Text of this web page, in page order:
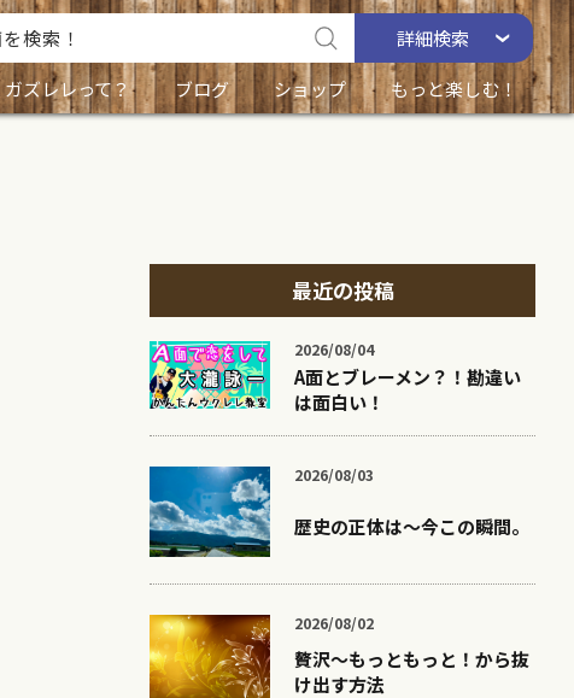
詳細検索
ガズレレって？ ブログ ショップ もっと楽しむ！
最近の投稿
2026/08/04
A面とブレーメン？！勘違い
は面白い！
2026/08/03
歴史の正体は〜今この瞬間。
2026/08/02
贅沢〜もっともっと！から抜
け出す方法